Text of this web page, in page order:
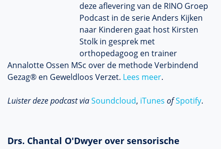
deze aflevering van de RINO Groep
Podcast in de serie Anders Kijken
naar Kinderen gaat host Kirsten
Stolk in gesprek met
orthopedagoog en trainer
Annalotte Ossen MSc over de methode Verbindend
Gezag® en Geweldloos Verzet. Lees meer.
Luister deze podcast viaSoundcloud, iTunes ofSpotify.
Drs. Chantal O'Dwyer over sensorische